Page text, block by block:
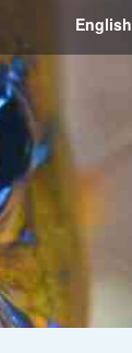
English